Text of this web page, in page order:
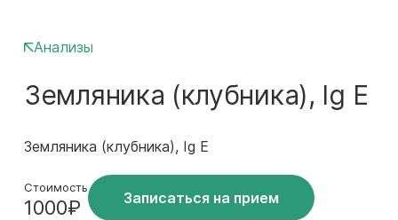
Анализы
Земляника (клубника), Ig E
Земляника (клубника), Ig E
Стоимость
1000₽ Записаться на прием